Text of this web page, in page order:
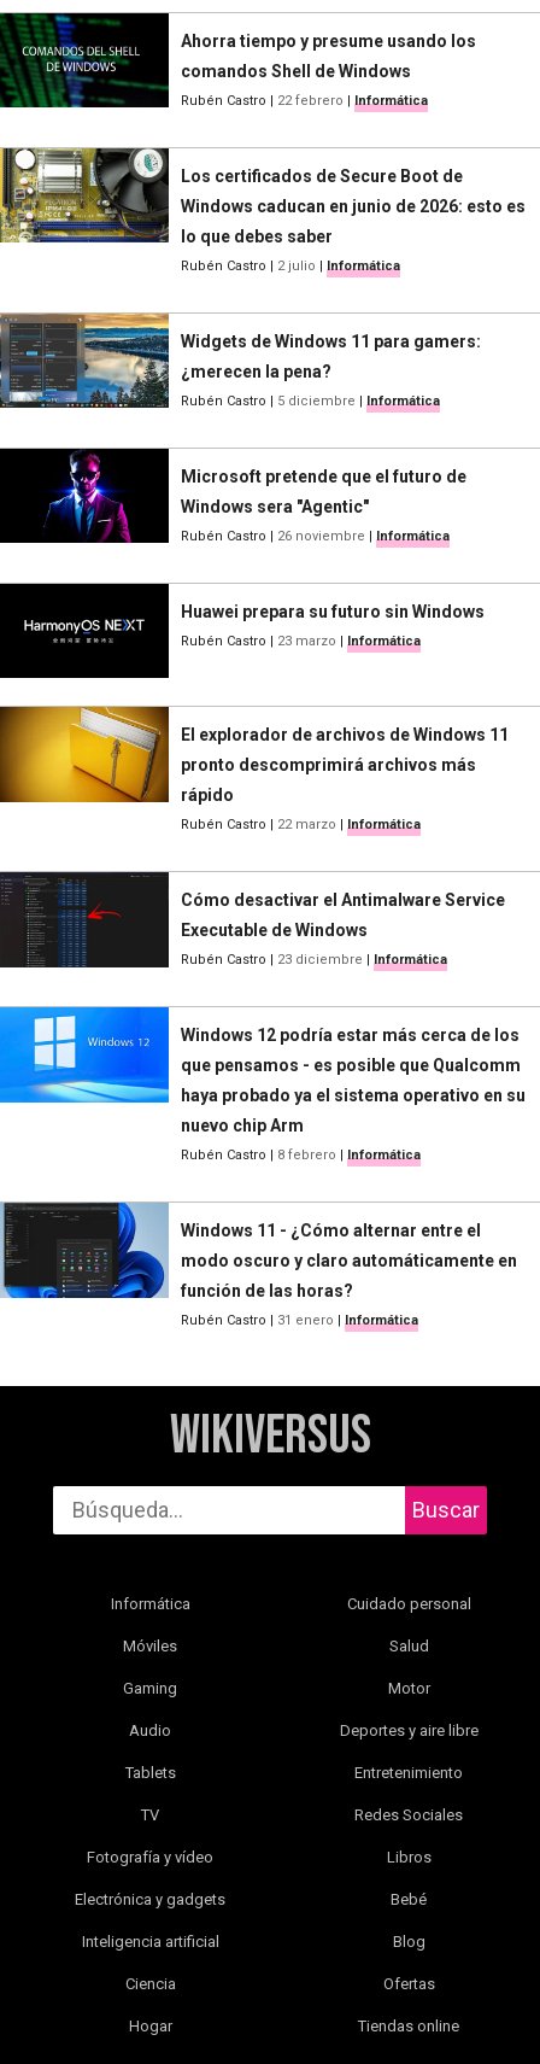
Ahorra tiempo y presume usando los
comandos Shell de Windows
Rubén Castro | 22 febrero | Informática
Los certificados de Secure Boot de
Windows caducan en junio de 2026: esto es
lo que debes saber
Rubén Castro | 2 julio | Informática
Widgets de Windows 11 para gamers:
¿merecen la pena?
Rubén Castro | 5 diciembre | Informática
Microsoft pretende que el futuro de
Windows sera "Agentic"
Rubén Castro | 26 noviembre | Informática
Huawei prepara su futuro sin Windows
Rubén Castro | 23 marzo | Informática
El explorador de archivos de Windows 11
pronto descomprimirá archivos más
rápido
Rubén Castro 22 marzo Informática
Cómo desactivar el Antimalware Service
Executable de Windows
Rubén Castro 23 diciembre Informática
Windows 12 podría estar más cerca de los
que pensamos - es posible que Qualcomm
haya probado ya el sistema operativo en su
nuevo chip Arm
Rubén Castro 8 febrero Informática
Windows 11 - ¿Cómo alternar entre el
modo oscuro y claro automáticamente en
función de las horas?
Rubén Castro 31 enero Informática
WikiVersus
Buscar
Informática
Móviles
Gaming
Audio
Tablets
TV
Fotografía y vídeo
Electrónica y gadgets
Inteligencia artificial
Ciencia
Hogar
Cuidado personal
Salud
Motor
Deportes y aire libre
Entretenimiento
Redes Sociales
Libros
Bebé
Blog
Ofertas
Tiendas online